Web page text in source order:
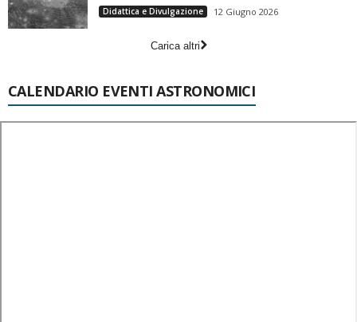
Didattica e Divulgazione 12 Giugno 2026
Carica altri
CALENDARIO EVENTI ASTRONOMICI